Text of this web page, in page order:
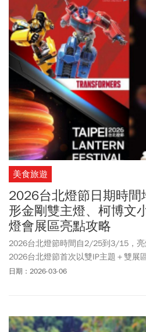
複賽皆設有提前結束比賽機制，也就
結束雙方分差達15分以上，或7局結
結束。7局提前結束，中華對日本0：
時表示，這樣的落敗非常沉重，選手
到現在，打擊沒發揮是事實，一直想
也喊話希望大家不要責怪選手，「所
打線的關鍵一擊沒辦法掌握，這是後
美食旅遊
2026台北燈節日期時
形金剛雙主燈、柯博文
燈會展區亮點攻略
2026台北燈節時間自2/25到3/15，亮
2026台北燈節首次以雙IP主題＋雙展
IP《變形金剛》合作，花博展區還將
燈節雙展區在哪？有哪些亮點？小提
日期：2026-03-06